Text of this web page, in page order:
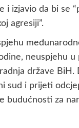
i izjavio da bi se
agresiji”.
međunarodne
neuspjehu
države BiH.
sud i prijeti
budućnosti za